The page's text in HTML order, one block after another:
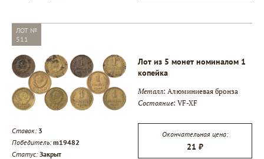
ЛОТ №
511
Лот из 5 монет номиналом 1
копейка
Металл: Алюминиевая бронза
Состояние: VF-XF
Ставок: 3
Победитель: m19482
Статус:Закрыт
Окончательная цена:
21 ₽